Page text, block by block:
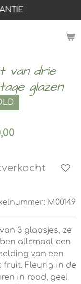
van drie
glazen
M00149
3 glaasjes, ze
allemaal een
van een
fruit. Fleurig in de
in rood, geel